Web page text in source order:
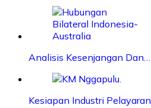
Analisis Kesenjangan Dan…
Kesiapan Industri